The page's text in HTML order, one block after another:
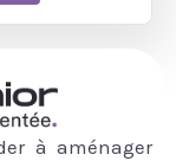
à aménager